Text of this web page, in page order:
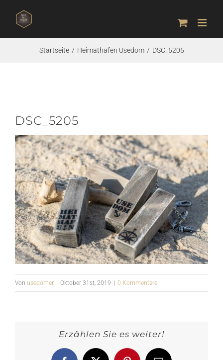
Inhalt
springen
Startseite Heimathafen Usedom DSC_5205
DSC_5205
Von usedomer | Oktober 31st, 2019 | 0 Kommentare
Erzählen Sie es weiter!